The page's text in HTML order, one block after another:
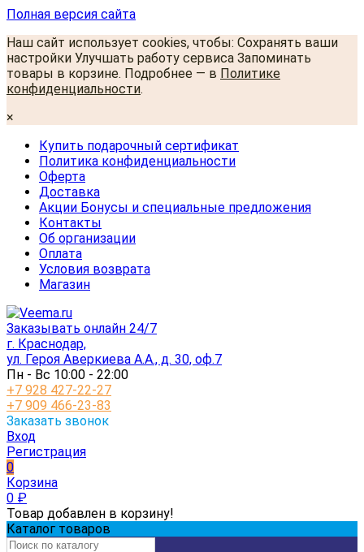
Полная версия сайта
Наш сайт использует cookies, чтобы: Сохранять ваши
настройки Улучшать работу сервиса Запоминать
товары в корзине. Подробнее — в Политике
конфиденциальности.
×
Купить подарочный сертификат
Политика конфиденциальности
Оферта
Доставка
Акции Бонусы и специальные предложения
Контакты
Об организации
Оплата
Условия возврата
Магазин
Заказывать онлайн 24/7
г. Краснодар,
ул. Героя Аверкиева А.А., д. 30, оф.7
Пн - Вс 10:00 - 22:00
+7 928 427-22-27
+7 909 466-23-83
Заказать звонок
Вход
Регистрация
0
Корзина
0 ₽
Товар добавлен в корзину!
Каталог товаров